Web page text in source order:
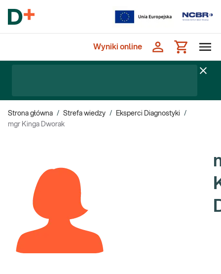
Wyniki online
Strona główna / Strefa wiedzy / Eksperci Diagnostyki
/
mgr Kinga Dworak